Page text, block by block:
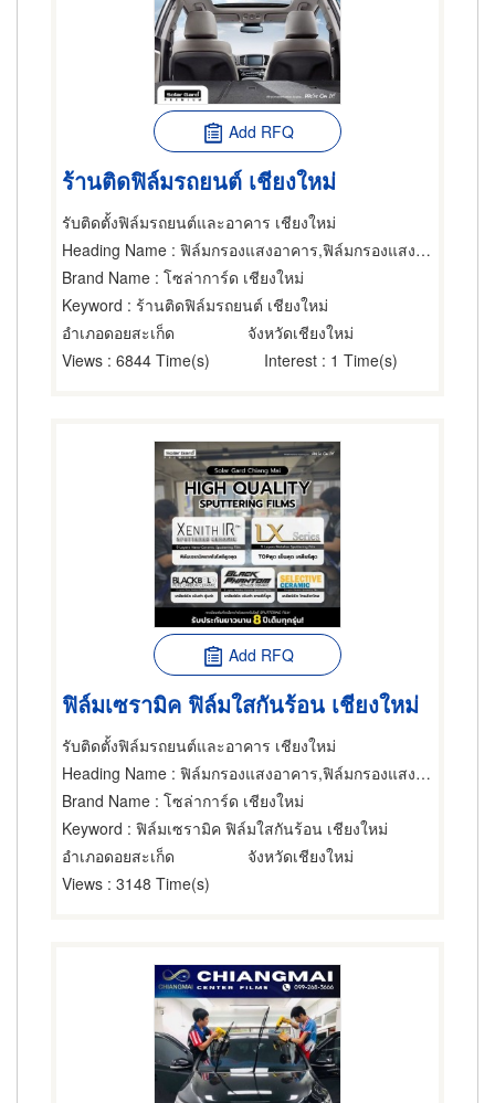
Add RFQ
ร้านติดฟิล์มรถยนต์ เชียงใหม่
รับติดตั้งฟิล์มรถยนต์และอาคาร เชียงใหม่
Heading Name : ฟิล์มกรองแสงอาคาร,ฟิล์มกรองแสงรถยนต์
Brand Name : โซล่าการ์ด เชียงใหม่
Keyword : ร้านติดฟิล์มรถยนต์ เชียงใหม่
อำเภอดอยสะเก็ด
จังหวัดเชียงใหม่
Views : 6844 Time(s) Interest : 1 Time(s)
Add RFQ
ฟิล์มเซรามิค ฟิล์มใสกันร้อน เชียงใหม่
รับติดตั้งฟิล์มรถยนต์และอาคาร เชียงใหม่
Heading Name : ฟิล์มกรองแสงอาคาร,ฟิล์มกรองแสงรถยนต์
Brand Name : โซล่าการ์ด เชียงใหม่
Keyword : ฟิล์มเซรามิค ฟิล์มใสกันร้อน เชียงใหม่
อำเภอดอยสะเก็ด
จังหวัดเชียงใหม่
Views : 3148 Time(s)